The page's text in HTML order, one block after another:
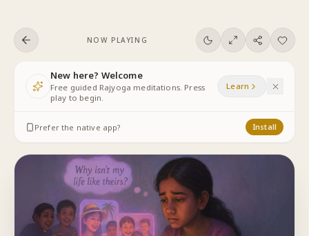
NOW PLAYING
New here? Welcome
Free guided Rajyoga meditations. Press
play to begin.
Learn
Prefer the native app? Install